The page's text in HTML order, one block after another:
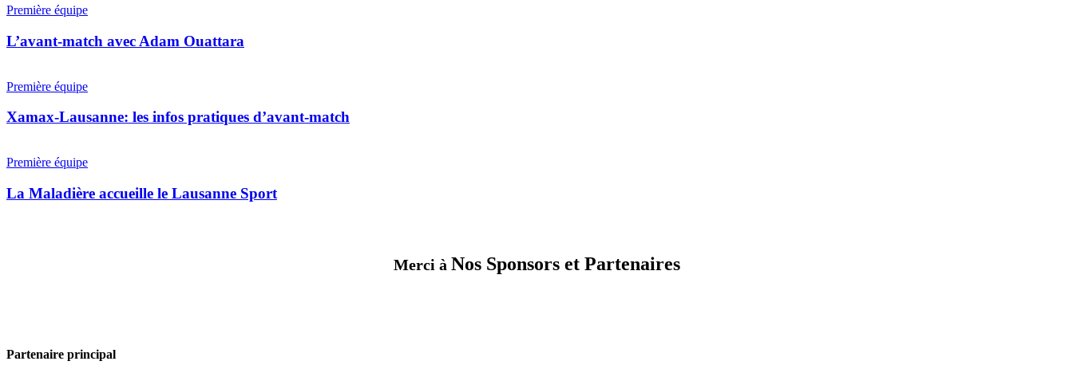
match
Adam
Ouattara
Première équipe
L’avant-match avec Adam Ouattara
Lausanne:
infos
match
Première équipe
Xamax-Lausanne: les infos pratiques d’avant-match
Maladière
le
Lausanne
Première équipe
La Maladière accueille le Lausanne Sport
Merci à Nos Sponsors et Partenaires
Partenaire principal